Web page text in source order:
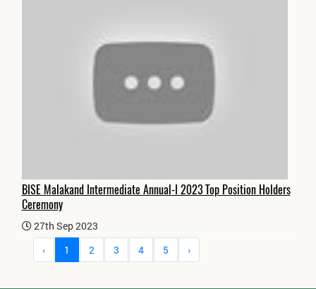
BISE Malakand Intermediate Annual-I 2023 Top Position Holders
Ceremony
27th Sep 2023
‹
1 2 3 4 5 ›